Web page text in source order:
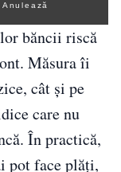
Anulează
băncii riscă
Măsura îi
cât și pe
care nu
În practică,
pot face plăți,